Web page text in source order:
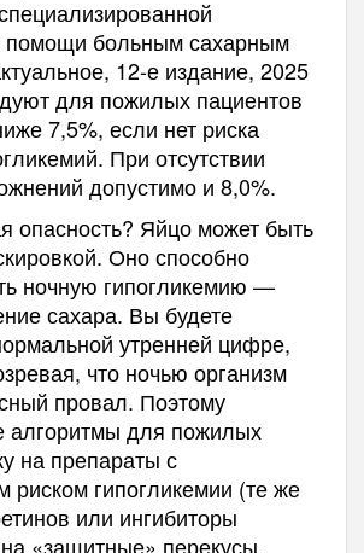
помощи больным сахарным
12-е издание, 2025
для пожилых пациентов
7,5%, если нет риска
При отсутствии
допустимо и 8,0%.
опасность? Яйцо может быть
Оно способно
ночную гипогликемию —
сахара. Вы будете
утренней цифре,
что ночью организм
провал. Поэтому
алгоритмы для пожилых
на препараты с
гипогликемии (те же
или ингибиторы
«защитные» перекусы.